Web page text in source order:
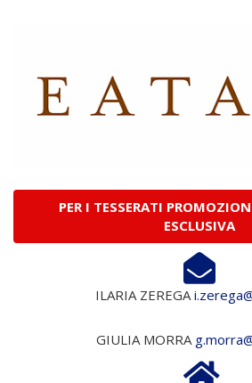
PER I TESSERATI
ESCLUSIVA
ILARIA ZEREGA
GIULIA MORRA